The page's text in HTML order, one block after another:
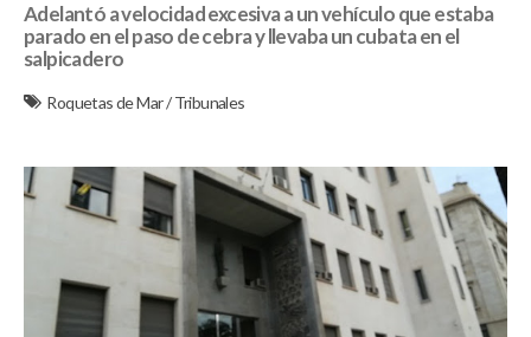
Adelantó a velocidad excesiva a un vehículo que estaba
parado en el paso de cebra y llevaba un cubata en el
salpicadero
Roquetas de Mar/Tribunales